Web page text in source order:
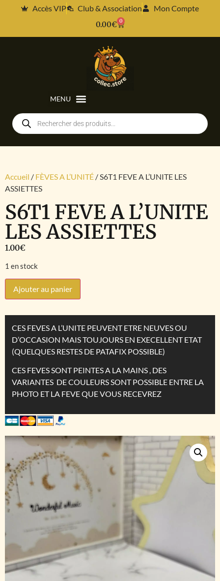
Accès VIP Club & Association
Mon Compte
0.00€ 0
Accueil / FÈVES A L’UNITÉ / S6T1 FEVE A L’UNITE LES
ASSIETTES
S6T1 FEVE A L’UNITE
LES ASSIETTES
1.00€
1 en stock
Ajouter au panier
CES FEVES A L’UNITE PEUVENT ETRE NEUVES OU
D’OCCASION MAIS TOUJOURS EN EXECELLENT ETAT
(QUELQUES RESTES DE PATAFIX POSSIBLE)
CES FEVES SONT PEINTES A LA MAINS , DES
VARIANTES DE COULEURS SONT POSSIBLE ENTRE LA
PHOTO ET LA FEVE QUE VOUS RECEVREZ